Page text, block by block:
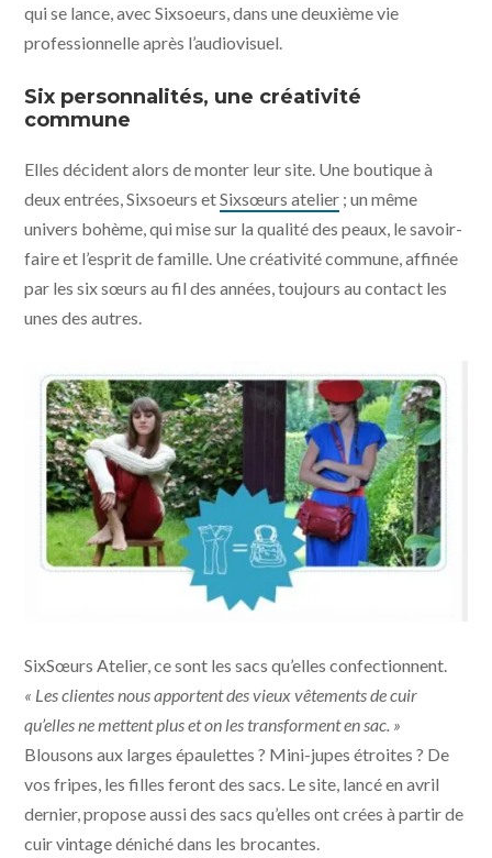
qui se lance, avec Sixsoeurs, dans une deuxième vie
professionnelle après l’audiovisuel.
Six personnalités, une créativité
commune
Elles décident alors de monter leur site. Une boutique à
deux entrées, Sixsoeurs etSixsœurs atelier ; un même
univers bohème, qui mise sur la qualité des peaux, le savoir-
faire et l’esprit de famille. Une créativité commune, affinée
par les six sœurs au fil des années, toujours au contact les
unes des autres.
SixSœurs Atelier, ce sont les sacs qu’elles confectionnent.
« Les clientes nous apportent des vieux vêtements de cuir
qu’elles ne mettent plus et on les transforment en sac. »
Blousons aux larges épaulettes ? Mini-jupes étroites ? De
vos fripes, les filles feront des sacs. Le site, lancé en avril
dernier, propose aussi des sacs qu’elles ont crées à partir de
cuir vintage déniché dans les brocantes.